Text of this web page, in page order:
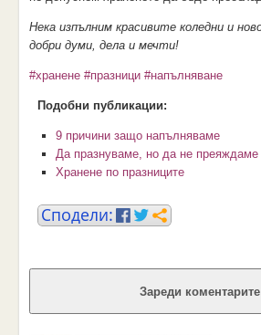
Нека изпълним красивите коледни и
добри думи, дела и мечти!
#хранене #празници #напълняване
Подобни публикации:
9 причини защо напълняваме
Да празнуваме, но да не преяждаме
Хранене по празниците
Зареди коментарите